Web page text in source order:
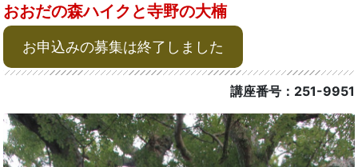
おおだの森ハイクと寺野の大楠
お申込みの募集は終了しました
講座番号：251-9951